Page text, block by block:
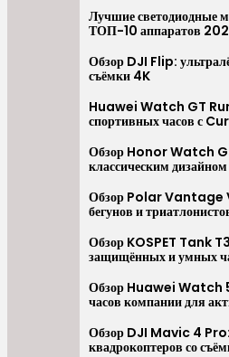
содержимому
Лучшие светодиодные
ТОП-10 аппаратов
Обзор DJI Flip:
съёмки 4K
Huawei Watch GT
спортивных часов с
Обзор Honor Watch
классическим
Обзор Polar Vantage
бегунов и
Обзор KOSPET Tank
защищённых и умных
Обзор Huawei Watch
часов компании для
Обзор DJI Mavic 4 Pro:
квадрокоптеров со